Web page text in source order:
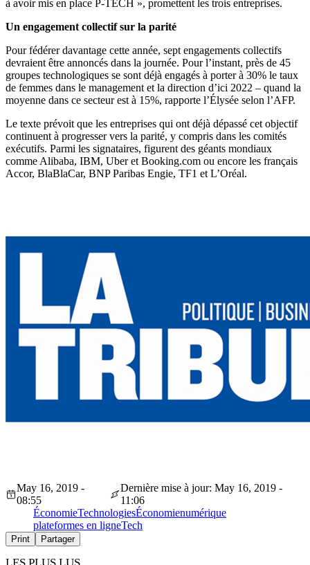
à avoir mis en place P-TECH », promettent les trois entreprises.
Un engagement collectif sur la parité
Pour fédérer davantage cette année, sept engagements collectifs
devraient être annoncés dans la journée. Pour l’instant, près de 45
groupes technologiques se sont déjà engagés à porter à 30% le taux
de femmes dans le management et la direction d’ici 2022 – quand la
moyenne dans ce secteur est à 15%, rapporte l’Élysée selon l’AFP.
Le texte prévoit que les entreprises qui ont déjà dépassé cet objectif
continuent à progresser vers la parité, y compris dans les comités
exécutifs. Parmi les signataires, figurent des géants mondiaux
comme Alibaba, IBM, Uber et Booking.com ou encore les français
Accor, BlaBlaCar, BNP Paribas Engie, TF1 et L’Oréal.
May 16, 2019 -
08:55
Dernière mise à jour: May 16, 2019 -
11:06
ÉconomieTechnologiesÉconomienumérique
plateformes en ligneTech
Print Partager